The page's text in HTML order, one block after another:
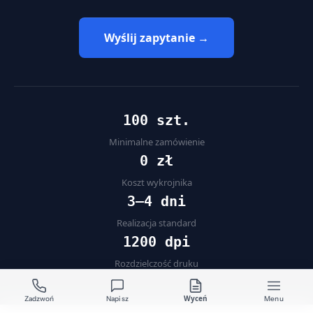
Wyślij zapytanie →
100 szt.
Minimalne zamówienie
0 zł
Koszt wykrojnika
3–4 dni
Realizacja standard
1200 dpi
Rozdzielczość druku
Zadzwoń Napisz Wyceń Menu